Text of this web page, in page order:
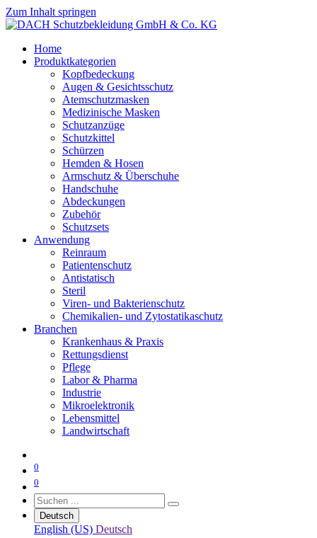
Zum Inhalt springen
Home
Produktkategorien
Kopfbedeckung
Augen & Gesichtsschutz
Atemschutzmasken
Medizinische Masken
Schutzanzüge
Schutzkittel
Schürzen
Hemden & Hosen
Armschutz & Überschuhe
Handschuhe
Abdeckungen
Zubehör
Schutzsets
Anwendung
Reinraum
Patientenschutz
Antistatisch
Steril
Viren- und Bakterienschutz
Chemikalien- und Zytostatikaschutz
Branchen
Krankenhaus & Praxis
Rettungsdienst
Pflege
Labor & Pharma
Industrie
Mikroelektronik
Lebensmittel
Landwirtschaft
0
0
Deutsch
English (US) Deutsch